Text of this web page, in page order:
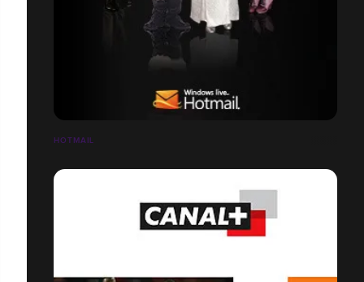
HOTMAIL